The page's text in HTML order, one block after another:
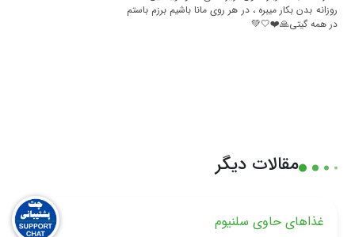
روزانه بدن بکار میبره ، در هر روی مانا باشیم برزم باستم
در همه گیتی🙏❤️🤍💚
مقالات دیگر
غذاهای حاوی سلنیوم